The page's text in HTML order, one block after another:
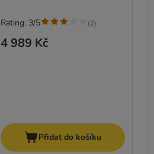
4 989 Kč
Rating: 3/5 (2)
Přidat do košíku